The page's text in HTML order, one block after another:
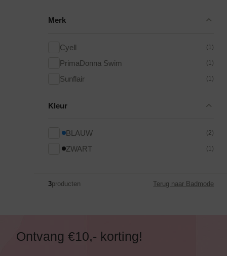
Merk
Cyell (1)
PrimaDonna Swim (1)
Sunflair (1)
Kleur
BLAUW (2)
ZWART (1)
3producten Terug naar Badmode
Ontvang €10,- korting!